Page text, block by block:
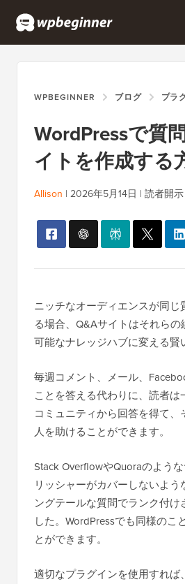
WPBEGINNER ブログ プラ
WordPressで質
イトを作成する
Allison | 2026年5月14日 | 読者開示
ニッチなオーディエンスが同
る場合、Q&Aサイトはそれら
可能なナレッジハブに変える賢
毎週コメント、メール、
ことを答える代わりに、読者は
コミュニティから回答を得て
人を助けることができます。
Stack OverflowやQuoraのよう
リッシャーがカバーしないよう
ングテールな質問でランク付け
した。WordPressでも同様のこ
とができます。
適切なプラグインを使用すれば